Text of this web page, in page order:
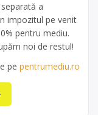
a
impozitul pe venit
pentru mediu.
noi de restul!
pe pentrumediu.ro